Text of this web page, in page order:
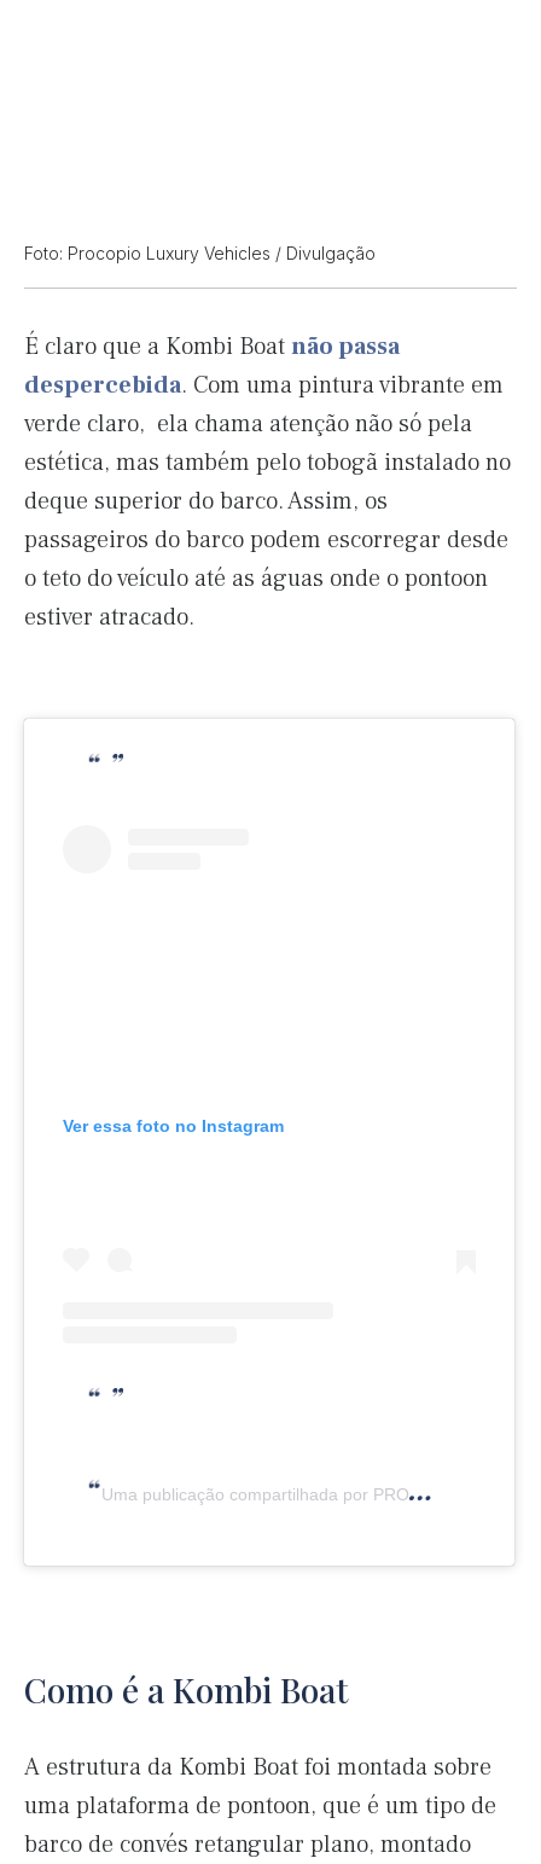
Foto: Procopio Luxury Vehicles / Divulgação
É claro que a Kombi Boatnão passa
despercebida. Com uma pintura vibrante em
verde claro, ela chama atenção não só pela
estética, mas também pelo tobogã instalado no
deque superior do barco. Assim, os
passageiros do barco podem escorregar desde
o teto do veículo até as águas onde o pontoon
estiver atracado.
Ver essa foto no Instagram
Uma publicação compartilhada por PROCOPIO ® | Luxury Vehicles (@procopioluxuryvehicles)
Como é a Kombi Boat
A estrutura da Kombi Boat foi montada sobre
uma plataforma de pontoon, que é um tipo de
barco de convés retangular plano, montado